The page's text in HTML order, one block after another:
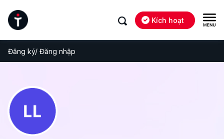
Kích hoạt
Đăng ký/ Đăng nhập